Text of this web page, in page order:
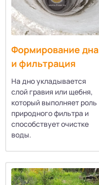
Формирование дна
и фильтрация
На дно укладывается
слой гравия или щебня,
который выполняет роль
природного фильтра и
способствует очистке
воды.